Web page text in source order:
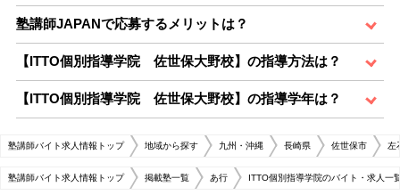
塾講師JAPANで応募するメリットは？
【ITTO個別指導学院 佐世保大野校】の指導方法は？
【ITTO個別指導学院 佐世保大野校】の指導学年は？
塾講師バイト求人情報トップ 地域から探す 九州・沖縄 長崎県 佐世保市 左
塾講師バイト求人情報トップ 掲載塾一覧 あ行 ITTO個別指導学院のバイト・求人一